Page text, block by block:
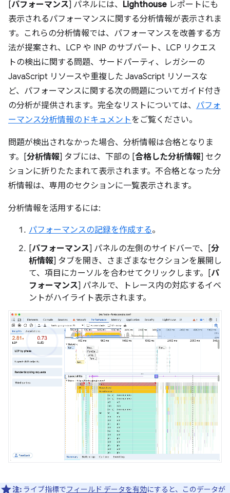
[パフォーマンス] パネルには、 Lighthouse レポートにも
表示されるパフォーマンスに関する分析情報が表示されま
す。これらの分析情報では、パフォーマンスを改善する方
法が提案され、LCP や INP のサブパート、LCP リクエス
トの検出に関する問題、サードパーティ、レガシーの
JavaScript リソースや重複した JavaScript リソースな
ど、パフォーマンスに関する次の問題についてガイド付き
の分析が提供されます。完全なリストについては、 パフォ
ーマンス分析情報のドキュメントをご覧ください。
問題が検出されなかった場合、分析情報は合格となりま
す。[分析情報] タブには、下部の [合格した分析情報] セク
ションに折りたたまれて表示されます。不合格となった分
析情報は、専用のセクションに一覧表示されます。
分析情報を活用するには:
パフォーマンスの記録を作成する。
[パフォーマンス] パネルの左側のサイドバーで、[分
析情報] タブを開き、さまざまなセクションを展開し
て、項目にカーソルを合わせてクリックします。[パ
フォーマンス] パネルで、トレース内の対応するイベ
ントがハイライト表示されます。
注: ライブ指標でフィールド データを有効にすると、このデータが